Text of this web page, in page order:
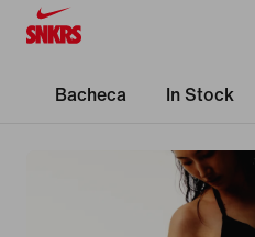
Bacheca In Stock